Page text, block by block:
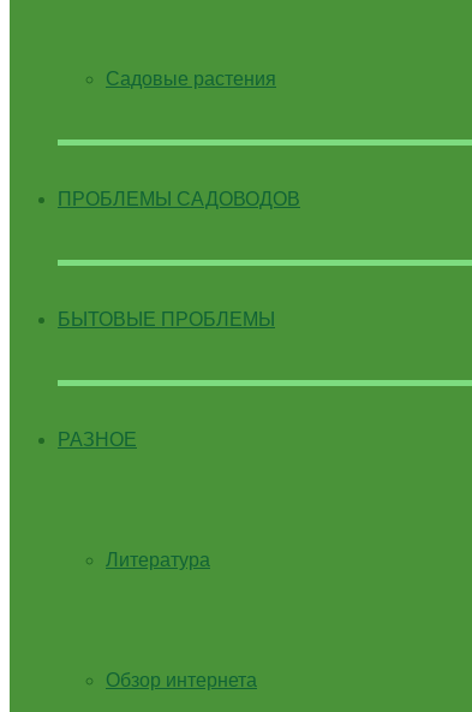
Садовые растения
ПРОБЛЕМЫ САДОВОДОВ
БЫТОВЫЕ ПРОБЛЕМЫ
РАЗНОЕ
Литература
Обзор интернета